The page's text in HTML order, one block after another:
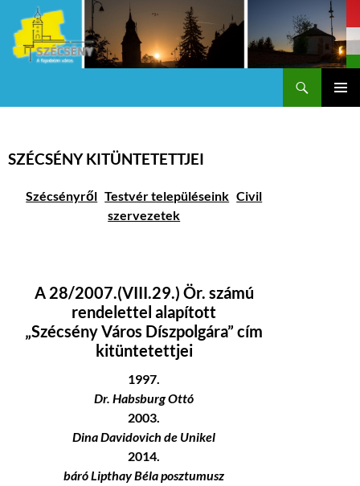
SZÉCSÉNY KITÜNTETETTJEI
Szécsényről Testvér településeink Civil
szervezetek
A 28/2007.(VIII.29.) Ör. számú
rendelettel alapított
„Szécsény Város Díszpolgára” cím
kitüntetettjei
1997.
Dr. Habsburg Ottó
2003.
Dina Davidovich de Unikel
2014.
báró Lipthay Béla posztumusz